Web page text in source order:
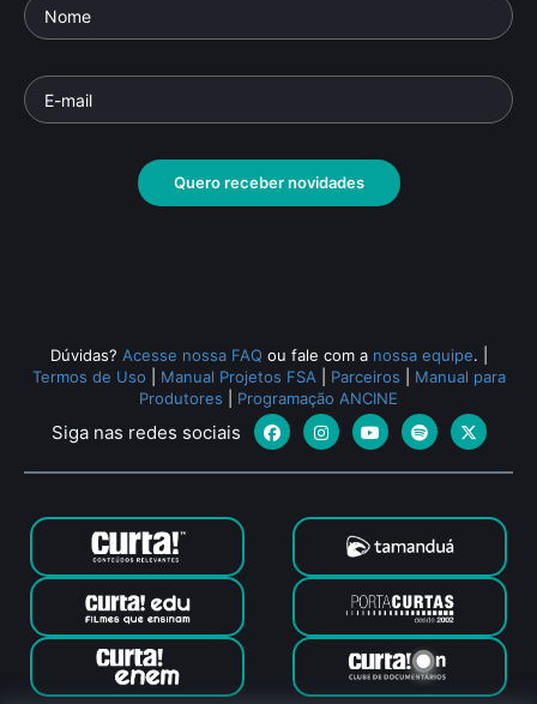
Quero receber novidades
Dúvidas? Acesse nossa FAQ ou fale com a nossa equipe.
Termos de Uso
Manual Projetos FSA Parceiros
Manual para
Produtores
Programação ANCINE
Siga nas redes sociais